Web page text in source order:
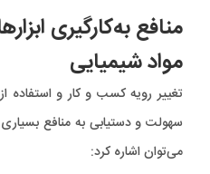
منافع به‌کارگیری
مواد شیمیایی
تغییر رویه کسب و کار و استفاده
سهولت و دستیابی به منافع
می‌توان اشاره کرد: